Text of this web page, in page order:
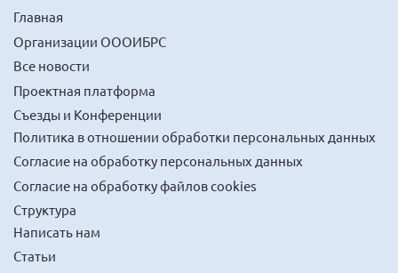
Ярославская область
Главная
Организации ОООИБРС
Все новости
Проектная платформа
Съезды и Конференции
Политика в отношении обработки персональных данных
Согласие на обработку персональных данных
Согласие на обработку файлов cookies
Структура
Написать нам
Статьи